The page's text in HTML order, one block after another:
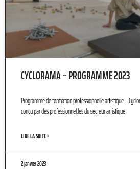
CYCLORAMA – PROGRAMME 2023
Programme de formation professionnelle artistique –
conçu par des professionnel.les du secteur artistique
LIRE LA SUITE »
2 janvier 2023